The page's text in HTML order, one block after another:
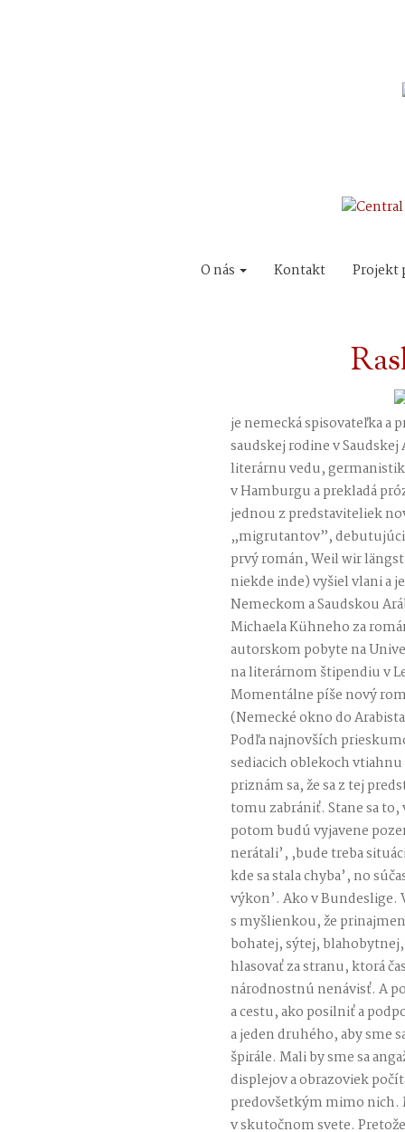
O nás Kontakt Projekt
je nemecká spisovateľka a
saudskej rodine v
literárnu vedu,
v Hamburgu a prekladá
jednou z predstaviteliek
„migrutantov”,
prvý román, Weil wir
niekde inde) vyšiel vlani a
Nemeckom a Saudskou
Michaela Kühneho za
autorskom pobyte na
na literárnom štipendiu v
Momentálne píše nový
(Nemecké okno do
Podľa najnovších
sediacich oblekoch vtiahnu
priznám sa, že sa z tej
tomu zabrániť. Stane sa
potom budú vyjavene
nerátali’, ,bude treba
kde sa stala chyba’, no
výkon’. Ako v Bundeslige.
s myšlienkou, že
bohatej, sýtej,
hlasovať za stranu, ktorá
národnostnú nenávisť. A
a cestu, ako posilniť a
a jeden druhého, aby sme
špirále. Mali by sme sa
displejov a obrazoviek
predovšetkým mimo nich.
v skutočnom svete.